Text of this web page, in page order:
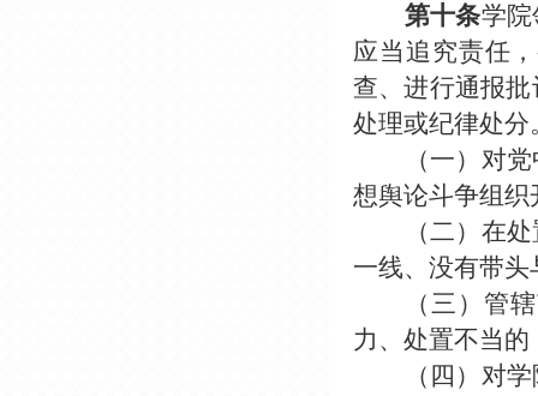
第十条学
应当追究责任
查、进行通报
处理或纪律处分
（一）对
想舆论斗争组织
（二）在
一线、没有带
（三）管
力、处置不当的
（四）对